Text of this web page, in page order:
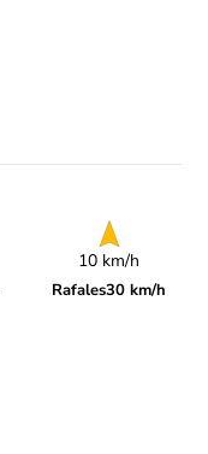
10 km/h
Rafales30 km/h